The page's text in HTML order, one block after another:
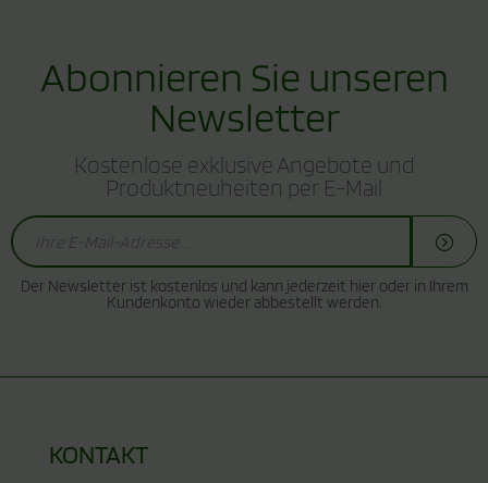
Abonnieren Sie unseren
Newsletter
Kostenlose exklusive Angebote und
Produktneuheiten per E-Mail
Der Newsletter ist kostenlos und kann jederzeit hier oder in Ihrem
Kundenkonto wieder abbestellt werden.
KONTAKT